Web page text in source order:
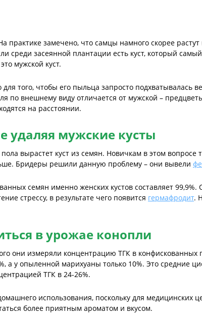
практике замечено, что самцы намного скорее
среди засеянной плантации есть куст, который
мужской куст.
того, чтобы его пыльца запросто подхватывалась
по внешнему виду отличается от мужской –
на расстоянии.
мужские кусты
вырастет куст из семян. Новичкам в этом вопросе
Бридеры решили данную проблему – они вывели
семян именно женских кустов составляет
стрессу, в результате чего появится гермафродит.
в урожае конопли
они измеряли концентрацию ТГК в конфискованных
а у опыленной марихуаны только 10%. Это средние
ТГК в 24-26%.
использования, поскольку для медицинских
более приятным ароматом и вкусом.